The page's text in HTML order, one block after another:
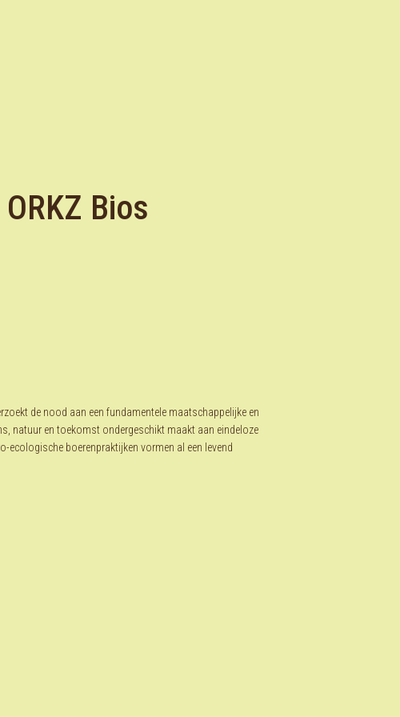
Bios
de nood aan een fundamentele maatschappelijke en
natuur en toekomst ondergeschikt maakt aan eindeloze
ecologische boerenpraktijken vormen al een levend